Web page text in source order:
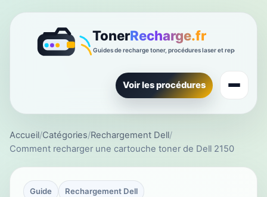
Voir les procédures
Accueil/Catégories/Rechargement Dell/
Comment recharger une cartouche toner de Dell 2150
Guide Rechargement Dell